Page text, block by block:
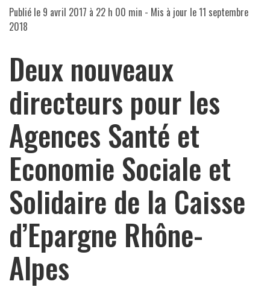
Publié le 9 avril 2017 à 22 h 00 min - Mis à jour le11 septembre
2018
Deux nouveaux
directeurs pour les
Agences Santé et
Economie Sociale et
Solidaire de la Caisse
d’Epargne Rhône-
Alpes